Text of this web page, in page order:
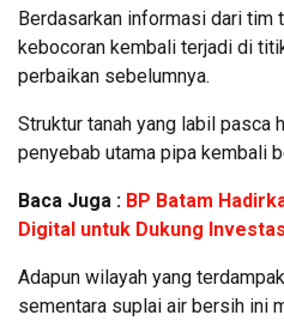
Berdasarkan informasi dari tim
kebocoran kembali terjadi di
perbaikan sebelumnya.
Struktur tanah yang labil pasca
penyebab utama pipa kembali
Baca Juga : BP Batam
Digital untuk Dukung
Adapun wilayah yang
sementara suplai air bersih ini